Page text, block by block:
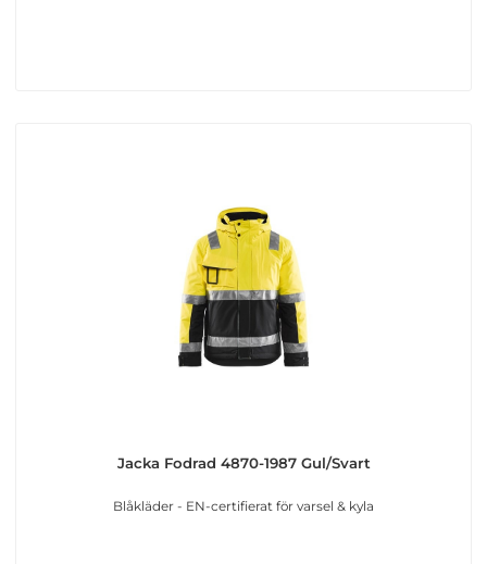
Jacka Fodrad 4870-1987 Gul/Svart
Blåkläder - EN-certifierat för varsel & kyla